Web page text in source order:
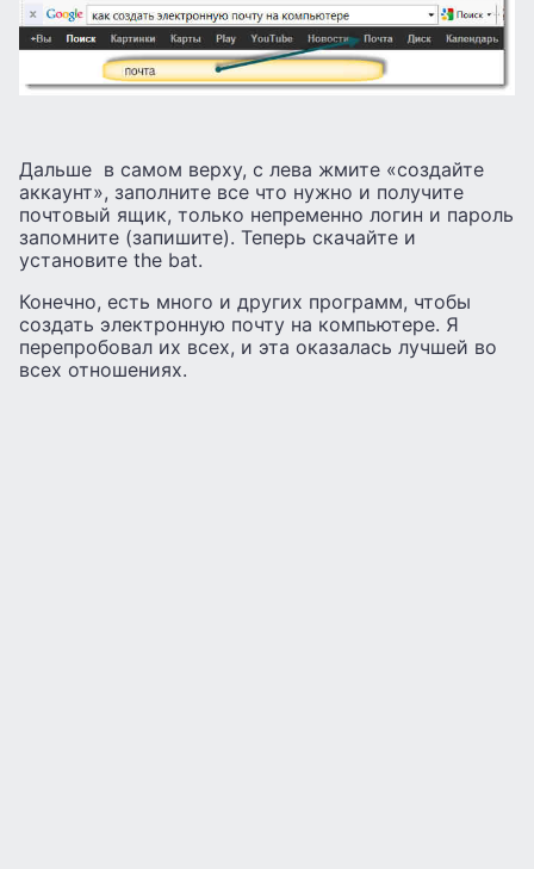
Дальше в самом верху, с лева жмите «создайте
аккаунт», заполните все что нужно и получите
почтовый ящик, только непременно логин и пароль
запомните (запишите). Теперь скачайте и
установите the bat.
Конечно, есть много и других программ, чтобы
создать электронную почту на компьютере. Я
перепробовал их всех, и эта оказалась лучшей во
всех отношениях.